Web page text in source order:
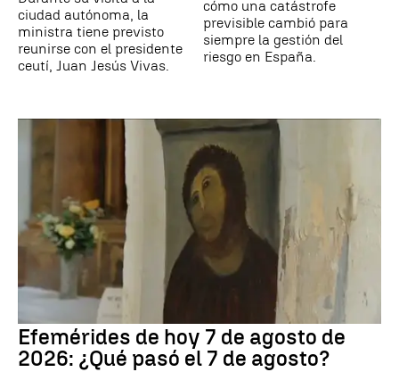
ciudad autónoma, la
ministra tiene previsto
reunirse con el presidente
ceutí, Juan Jesús Vivas.
cómo una catástrofe
previsible cambió para
siempre la gestión del
riesgo en España.
Efemérides de hoy 7 de agosto de
2026: ¿Qué pasó el 7 de agosto?